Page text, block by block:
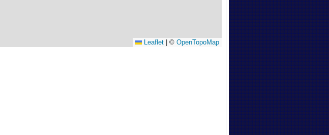
Leaflet © OpenTopoMap